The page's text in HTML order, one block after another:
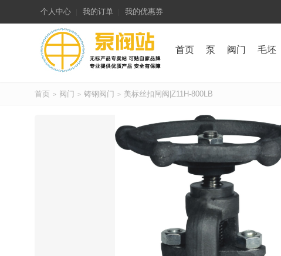
个人中心 我的订单 我的优惠券
首页 泵 阀门 毛坯
首页 > 阀门 > 铸钢阀门 > 美标丝扣闸阀|Z11H-800LB